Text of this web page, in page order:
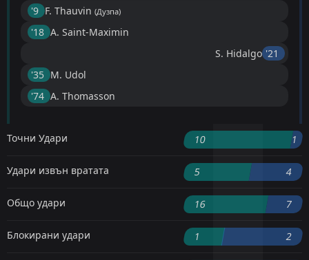
'9 ︎ F. Thauvin (Дузпа)
'18 ︎ A. Saint-Maximin
S. Hidalgo '21 ︎
'35 ︎ M. Udol
'74 ︎ A. Thomasson
Точни Удари 10 1
Удари извън вратата 5 4
Общо удари 16 7
Блокирани удари 1 2